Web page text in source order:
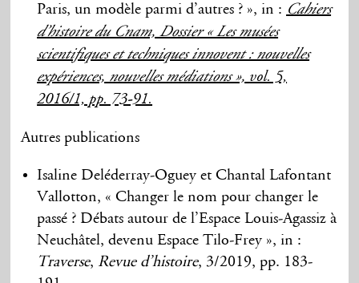
Paris, un modèle parmi d’autres ? », in : Cahiers
d’histoire du Cnam, Dossier « Les musées
scientifiques et techniques innovent : nouvelles
expériences, nouvelles médiations », vol. 5,
2016/1, pp. 73-91.
Autres publications
Isaline Deléderray-Oguey et Chantal Lafontant
Vallotton, « Changer le nom pour changer le
passé ? Débats autour de l’Espace Louis-Agassiz à
Neuchâtel, devenu Espace Tilo-Frey », in :
Traverse, Revue d’histoire, 3/2019, pp. 183-